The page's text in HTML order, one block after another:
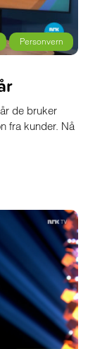
Personvern
de bruker
fra kunder. Nå